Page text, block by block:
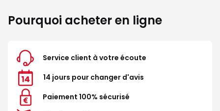
Pourquoi acheter en ligne
Service client à votre écoute
14 jours pour changer d'avis
Paiement 100% sécurisé